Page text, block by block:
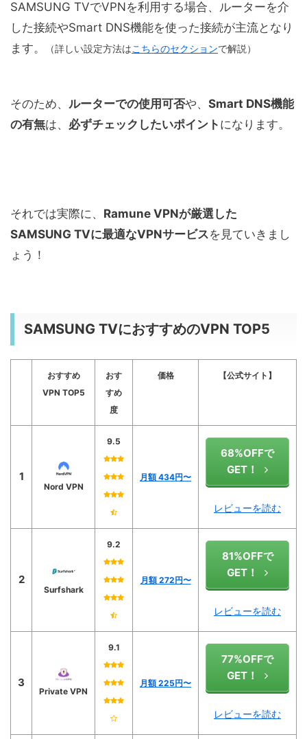
SAMSUNG TVでVPNを利用する場合、ルーターを介
した接続やSmart DNS機能を使った接続が主流となり
ます。
（詳しい設定方法はこちらのセクションで解説）
そのため、 ルーターでの使用可否や、 Smart DNS機能
の有無は、 必ずチェックしたいポイント になります。
それでは実際に、 Ramune VPNが厳選した
SAMSUNG TVに最適なVPNサービスを見ていきまし
ょう！
SAMSUNG TVにおすすめのVPN TOP5
おすすめ
VPN TOP5
おす
すめ
度
価格 【公式サイト】
1
Nord VPN
9.5
月額 434円〜
68%OFFで
GET！
レビューを読む
2
Surfshark
9.2
月額 272円〜
81%OFFで
GET！
レビューを読む
3
Private VPN
9.1
月額 225円〜
77%OFFで
GET！
レビューを読む